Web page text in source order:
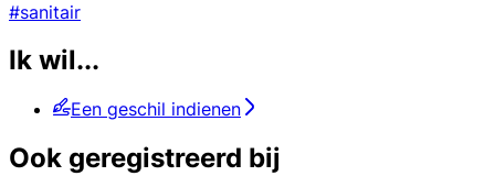
#sanitair
Ik wil...
Een geschil indienen
Ook geregistreerd bij